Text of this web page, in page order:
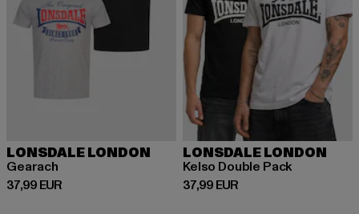
LONSDALE LONDON
Gearach
37,99 EUR
Prix courant: 37,99 EUR
LONSDALE LONDON
Kelso Double Pack
37,99 EUR
Prix courant: 37,99 EUR